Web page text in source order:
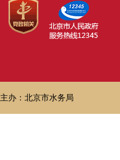
主办：北京市水务局